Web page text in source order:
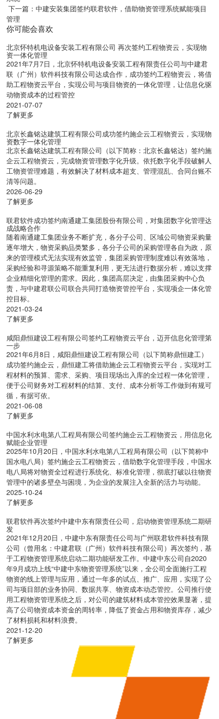
下一篇：中建安装集团签约联君软件，借助物资管理系统赋能项目
管理
你可能会喜欢
北京怀特机电设备安装工程有限公司 再次签约工程物资云，实现物
资一体化管理
2021年7月7日，北京怀特机电设备安装工程有限责任公司与中建君
联（广州）软件科技有限公司达成合作，成功签约工程物资云，将借
助工程物资云平台，实现公司与项目物资的一体化管理，让信息化驱
动物资成本的过程管控
2021-07-07
了解更多
北京长鑫铭达建筑工程有限公司成功签约施企云工程物资云，实现物
资数字一体化管理
北京长鑫铭达建筑工程有限公司（以下简称：北京长鑫铭达）签约施
企云工程物资云，完成物资管理数字化升级。依托数字化手段破解人
工物资管理难题，有效解决了材料成本超支、管理混乱、合同台账不
清等问题。
2026-06-29
了解更多
联君软件成功签约南通建工集团股份有限公司，对集团数字化管理达
成战略合作
随着南通建工集团业务不断扩充，各分子公司、区域公司物资采购量
逐年增大，物资采购品类繁多，各分子公司的采购管理各自为政，原
来的管理模式无法实现有效监管，集团采购管理制度难以有效落地，
采购经验和寻源策略不能重复利用，更无法进行数据分析，难以支撑
企业精细化管理的需求。因此，集团高层决定，由集团采购中心负
责，与中建君联公司联合共同打造物资管控平台，实现项企一体化管
控目标。
2021-03-24
了解更多
咸阳鼎恒建设工程有限公司签约工程物资云平台，迈开信息化管理第
一步
2021年6月8日，咸阳鼎恒建设工程有限公司（以下简称鼎恒建工）
成功签约施企云，鼎恒建工将借助施企云工程物资云平台，实现对工
程材料的预算、需求、采购、项目现场出入库的全过程一体化管理，
便于公司财务对工程材料的结算、支付、成本分析等工作做到有规可
循，有据可依。
2021-06-08
了解更多
中国水利水电第八工程局有限公司签约施企云工程物资云，用信息化
赋能企业管理
2025年10月20日，中国水利水电第八工程局有限公司（以下简称中
国水电八局）签约施企云工程物资云，借助数字化管理手段，中国水
电八局将对物资全过程进行系统化、标准化管理，彻底打破以往物资
管理中的诸多壁垒与困境，为企业的发展注入全新的活力与动能。
2025-10-24
了解更多
联君软件再次签约中建中东有限责任公司，启动物资管理系统二期研
发
2021年12月20日，中建中东有限责任公司与广州联君软件科技有限
公司（曾用名：中建君联（广州）软件科技有限公司）再次签约，基
于工程物资管理系统启动二期功能研发工作。中建中东公司自2020
年9月成功上线“中建中东物资管理系统”以来，全公司全面施行工程
物资的线上管理与应用，通过一年多的试点、推广、应用，实现了公
司与项目部的业务协同、数据共享、物资成本动态管控。公司推行使
用工程物资管理系统之后，对公司的建筑材料成本管控效果显著，提
高了公司物资成本资金的周转率，降低了资金占用和物资库存，减少
了材料损耗和材料浪费。
2021-12-20
了解更多